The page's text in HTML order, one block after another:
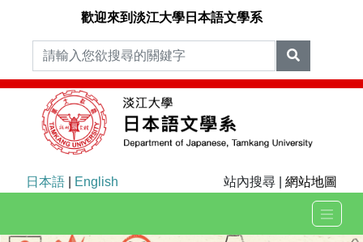
歡迎來到淡江大學日本語文學系
日本語 English 站內搜尋 | 網站地圖